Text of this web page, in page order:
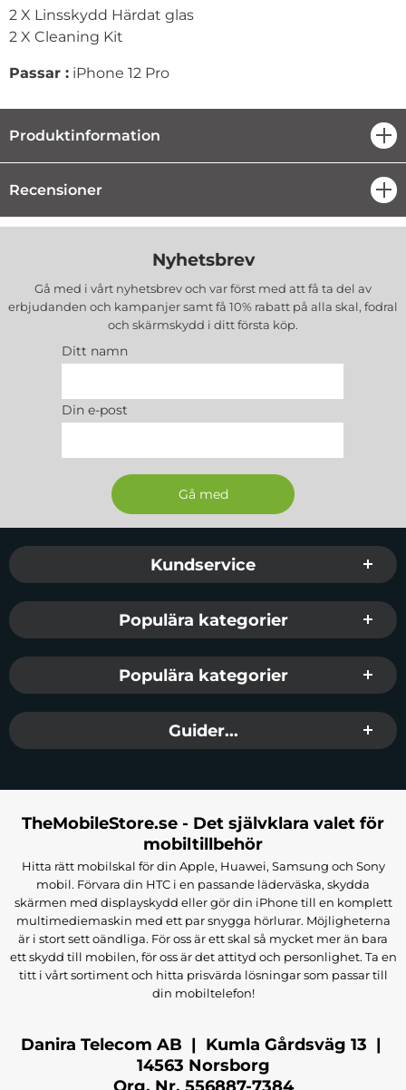
2 X Linsskydd Härdat glas
2 X Cleaning Kit
Passar : iPhone 12 Pro
Produktinformation
Recensioner
Nyhetsbrev
Gå med i vårt nyhetsbrev och var först med att få ta del av
erbjudanden och kampanjer samt få 10% rabatt på alla skal, fodral
och skärmskydd i ditt första köp.
Ditt namn
Din e-post
Sidfot Blandad info och länkar
Kundservice
Populära kategorier
Populära kategorier
Guider...
TheMobileStore.se - Det självklara valet för
mobiltillbehör
Hitta rätt mobilskal för din Apple, Huawei, Samsung och Sony
mobil. Förvara din HTC i en passande läderväska, skydda
skärmen med displayskydd eller gör din iPhone till en komplett
multimediemaskin med ett par snygga hörlurar. Möjligheterna
är i stort sett oändliga. För oss är ett skal så mycket mer än bara
ett skydd till mobilen, för oss är det attityd och personlighet. Ta en
titt i vårt sortiment och hitta prisvärda lösningar som passar till
din mobiltelefon!
Danira Telecom AB | Kumla Gårdsväg 13 |
14563 Norsborg
Org. Nr. 556887-7384